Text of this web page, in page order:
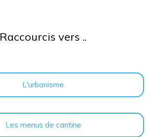
Raccourcis vers ..
L'urbanisme
Les menus de cantine